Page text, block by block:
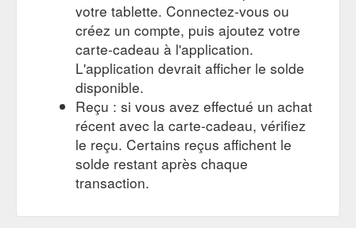
votre tablette. Connectez-vous ou
créez un compte, puis ajoutez votre
carte-cadeau à l'application.
L'application devrait afficher le solde
disponible.
Reçu : si vous avez effectué un achat
récent avec la carte-cadeau, vérifiez
le reçu. Certains reçus affichent le
solde restant après chaque
transaction.